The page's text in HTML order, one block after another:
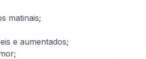
matinais;
e aumentados;